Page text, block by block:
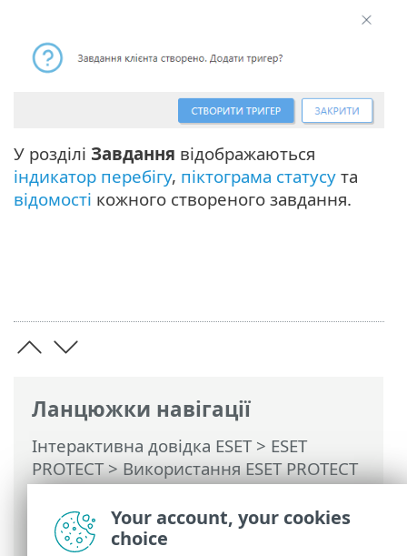
Ланцюжки навігації
Інтерактивна довідка ESET> ESET
PROTECT>Використання ESET PROTECT
>ESET PROTECT Головне меню>
Завдання >Завдання клієнта>
Вимкнути комп'ютер
У розділі Завдання відображаються
індикатор перебігу, піктограма статусу та
відомості кожного створеного завдання.
Your account, your cookies
choice